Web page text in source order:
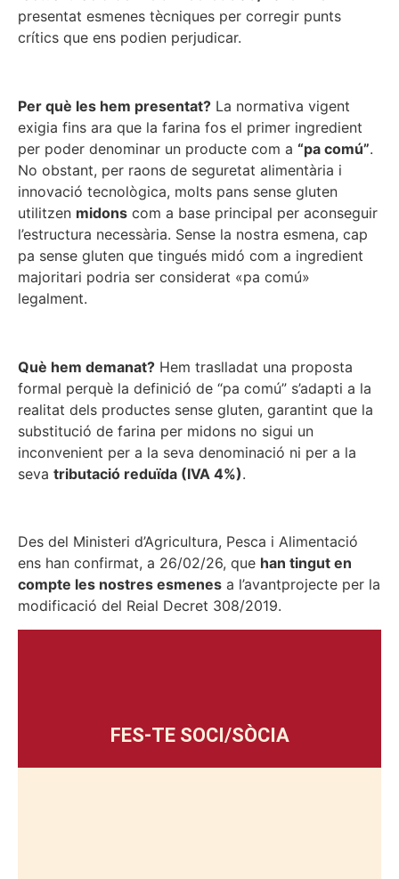
presentat esmenes tècniques per corregir punts
crítics que ens podien perjudicar.
Per què les hem presentat? La normativa vigent
exigia fins ara que la farina fos el primer ingredient
per poder denominar un producte com a “pa comú”.
No obstant, per raons de seguretat alimentària i
innovació tecnològica, molts pans sense gluten
utilitzen midons com a base principal per aconseguir
l’estructura necessària. Sense la nostra esmena, cap
pa sense gluten que tingués midó com a ingredient
majoritari podria ser considerat «pa comú»
legalment.
Què hem demanat? Hem traslladat una proposta
formal perquè la definició de “pa comú” s’adapti a la
realitat dels productes sense gluten, garantint que la
substitució de farina per midons no sigui un
inconvenient per a la seva denominació ni per a la
seva tributació reduïda (IVA 4%).
Des del Ministeri d’Agricultura, Pesca i Alimentació
ens han confirmat, a 26/02/26, que han tingut en
compte les nostres esmenes a l’avantprojecte per la
modificació del Reial Decret 308/2019.
FES-TE SOCI/SÒCIA